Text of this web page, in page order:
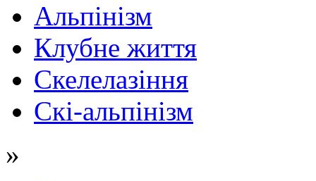
Альпінізм
Клубне життя
Скелелазіння
Скі-альпінізм
»